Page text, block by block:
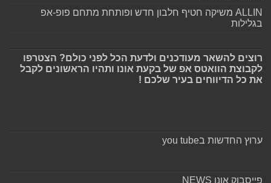
ALLIN משיקה חטיף חלבון חדש ופותחת מתחם פופ-אפ
בגלילות
רוצים להשאר מעודכנים ולדעת הכל לפני כולם? הצטרפו
לקבוצת הוואטס אפ של בקעת אונו ותהיו הראשונים לקבל
את כל הדיווחים בעיר שלכם !
ערוץ החדשות בyou tube
פייסבוק אונו NEWS